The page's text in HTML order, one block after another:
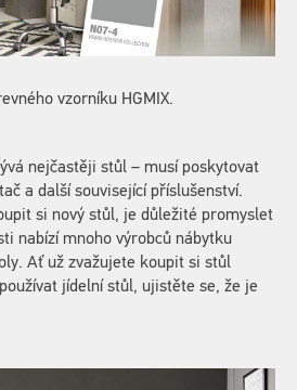
vzorníku HGMIX.
nejčastěji stůl – musí poskytovat
a další související příslušenství.
si nový stůl, je důležité promyslet
nabízí mnoho výrobců nábytku
Ať už zvažujete koupit si stůl
jídelní stůl, ujistěte se, že je